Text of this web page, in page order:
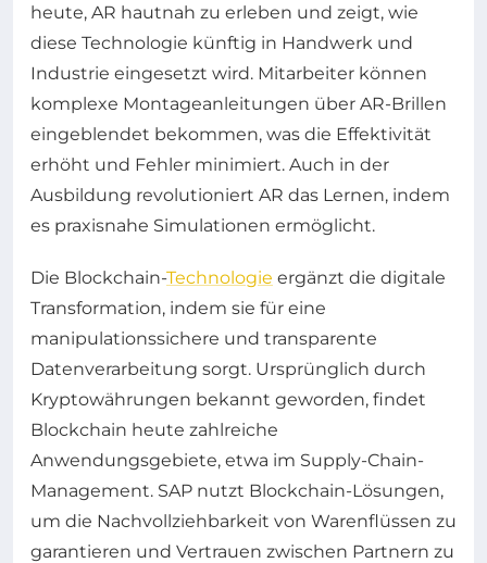
heute, AR hautnah zu erleben und zeigt, wie
diese Technologie künftig in Handwerk und
Industrie eingesetzt wird. Mitarbeiter können
komplexe Montageanleitungen über AR-Brillen
eingeblendet bekommen, was die Effektivität
erhöht und Fehler minimiert. Auch in der
Ausbildung revolutioniert AR das Lernen, indem
es praxisnahe Simulationen ermöglicht.
Die Blockchain-Technologie ergänzt die digitale
Transformation, indem sie für eine
manipulationssichere und transparente
Datenverarbeitung sorgt. Ursprünglich durch
Kryptowährungen bekannt geworden, findet
Blockchain heute zahlreiche
Anwendungsgebiete, etwa im Supply-Chain-
Management. SAP nutzt Blockchain-Lösungen,
um die Nachvollziehbarkeit von Warenflüssen zu
garantieren und Vertrauen zwischen Partnern zu